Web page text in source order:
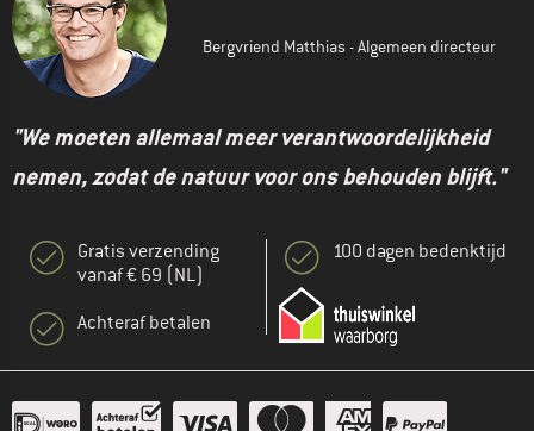
Bergvriend Matthias - Algemeen directeur
"We moeten allemaal meer verantwoordelijkheid
nemen, zodat de natuur voor ons behouden blijft."
Gratis verzending
vanaf € 69 (NL)
Achteraf betalen
100 dagen bedenktijd